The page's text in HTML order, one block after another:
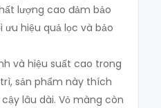
lượng cao đảm bảo
hiệu quả lọc và bảo
và hiệu suất cao trong
sản phẩm này thích
lâu dài. Vỏ màng còn